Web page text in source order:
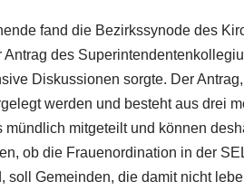
fand die Bezirkssynode des
Antrag des
Diskussionen sorgte. Der
werden und besteht aus drei
mündlich mitgeteilt und können
ob die Frauenordination in der
soll Gemeinden, die damit nicht